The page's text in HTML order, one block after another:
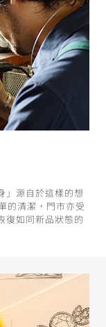
」源自於這樣的想
的清潔，門市亦受
復如同新品狀態的